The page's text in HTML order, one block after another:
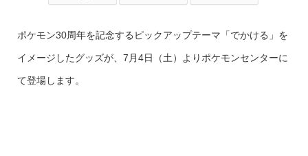
ポケモン30周年を記念するピックアップテーマ「でかける」を
イメージしたグッズが、7月4日（土）よりポケモンセンターに
て登場します。